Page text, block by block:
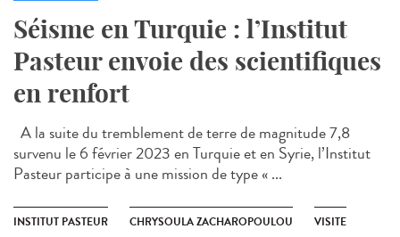
Séisme en Turquie : l’Institut
Pasteur envoie des scientifiques
en renfort
A la suite du tremblement de terre de magnitude 7,8
survenu le 6 février 2023 en Turquie et en Syrie, l’Institut
Pasteur participe à une mission de type « ...
INSTITUT PASTEUR CHRYSOULA ZACHAROPOULOU VISITE